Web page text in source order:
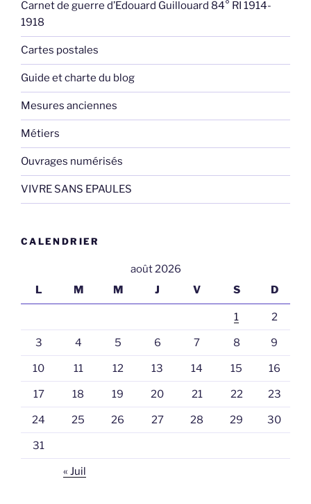
Carnet de guerre d’Edouard Guillouard 84° RI 1914-
1918
Cartes postales
Guide et charte du blog
Mesures anciennes
Métiers
Ouvrages numérisés
VIVRE SANS EPAULES
CALENDRIER
août 2026
L
M M J V S D
1 2
3 4 5 6 7 8 9
10 11 12 13 14 15 16
17 18 19 20 21 22 23
24 25 26 27 28 29 30
31
« Juil